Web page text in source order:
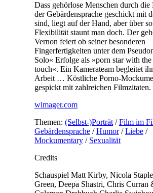
Dass gehörlose Menschen durch die
der Gebärdensprache geschickt mit
sind, liegt auf der Hand, aber über
Flexibilität staunt man doch. Der
Vernon feiert ob seiner besonderen
Fingerfertigkeiten unter dem
Solo« Erfolge als »porn star with the
touch«. Ein Kamerateam begleitet
Arbeit … Köstliche Porno-
gespickt mit zahlreichen Filmzitaten.
wlmager.com
Themen: (Selbst-)Porträt/Film im
Gebärdensprache/Humor/Liebe/
Mockumentary/ Sexualität
Credits
Schauspiel Matt Kirby, Nicola
Green, Deepa Shastri, Chris